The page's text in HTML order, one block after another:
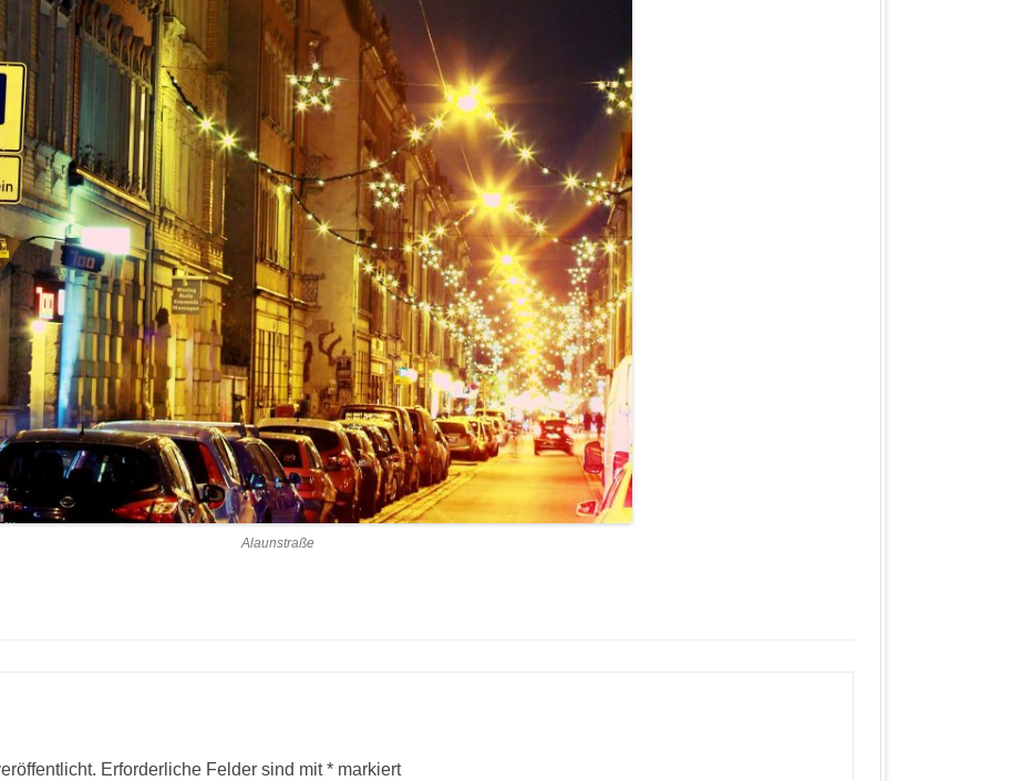
Alaunstraße
Erforderliche Felder sind mit* markiert